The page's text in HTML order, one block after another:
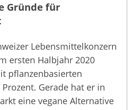
Gründe für
Lebensmittelkonzern
ersten Halbjahr 2020
pflanzenbasierten
Gerade hat er in
eine vegane Alternative